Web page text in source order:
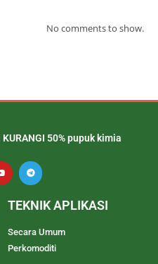
No comments to show.
50% pupuk kimia
TEKNIK APLIKASI
Secara Umum
Perkomoditi